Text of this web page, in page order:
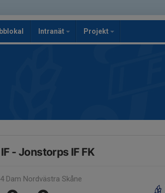
Intranät Projekt
- Jonstorps IF FK
Dam Nordvästra Skåne